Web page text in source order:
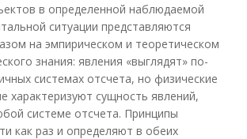
в определенной наблюдаемой
ситуации представляются
на эмпирическом и теоретическом
знания: явления «выглядят» по-
системах отсчета, но физические
характеризуют сущность явлений,
системе отсчета. Принципы
как раз и определяют в обеих